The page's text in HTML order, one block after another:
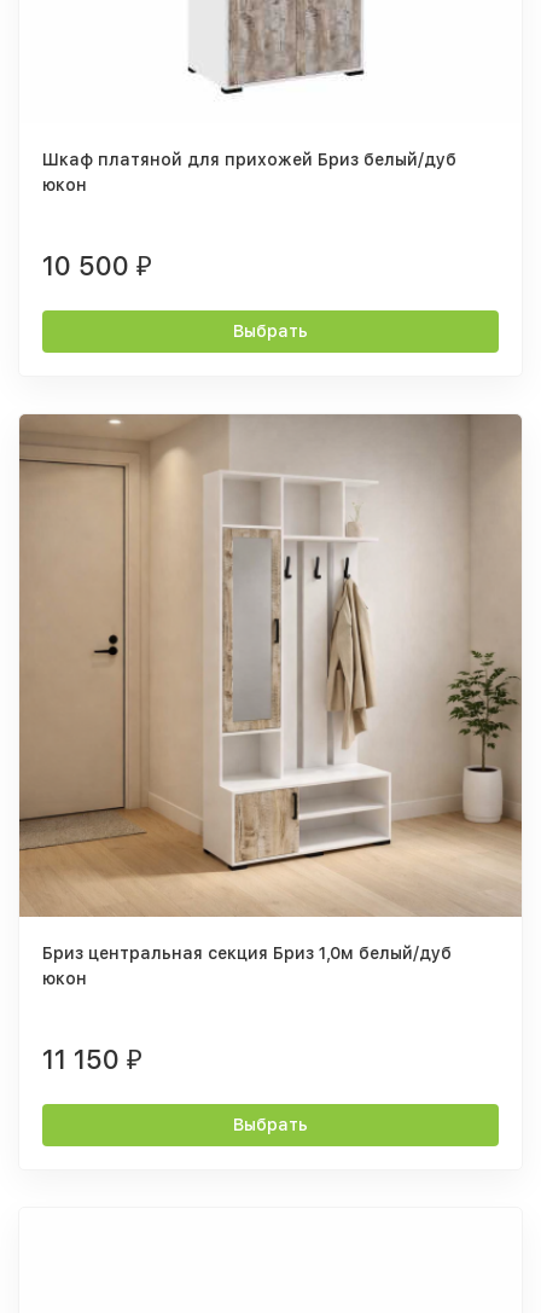
Шкаф платяной для прихожей Бриз белый/дуб
юкон
10 500 ₽
Выбрать
Бриз центральная секция Бриз 1,0м белый/дуб
юкон
11 150 ₽
Выбрать